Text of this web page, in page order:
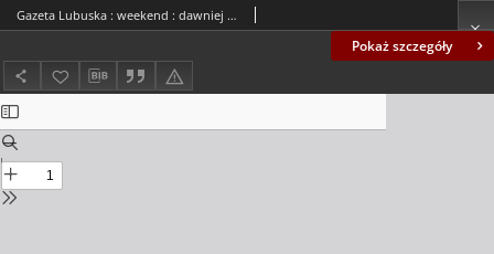
Pokaż szczegóły
Gazeta Lubuska : weekend : dawniej Zielonogórska-Gorzowska R. XL [właśc. XLI], nr 201 (28 sierpnia 1992). - Wyd. 1